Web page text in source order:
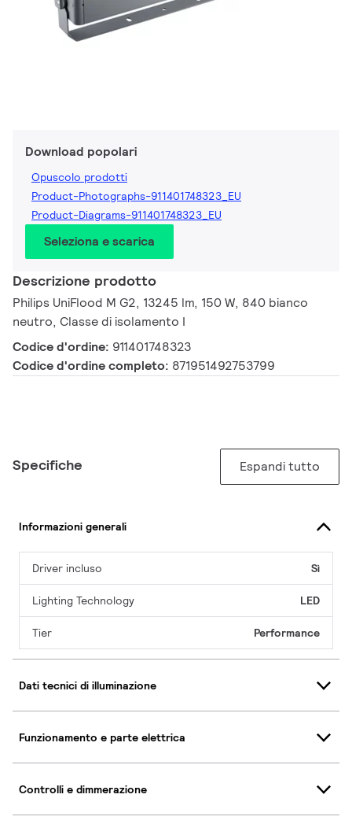
Download popolari
Opuscolo prodotti
Product-Photographs-911401748323_EU
Product-Diagrams-911401748323_EU
Seleziona e scarica
Descrizione prodotto
Philips UniFlood M G2, 13245 lm, 150 W, 840 bianco
neutro, Classe di isolamento I
Codice d'ordine: 911401748323
Codice d'ordine completo: 871951492753799
Specifiche Espandi tutto
Informazioni generali
Driver incluso Sì
Lighting Technology LED
Tier Performance
Dati tecnici di illuminazione
Funzionamento e parte elettrica
Controlli e dimmerazione